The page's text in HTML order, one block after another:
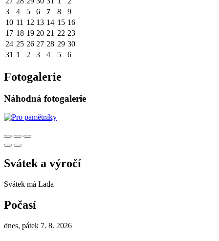
3
4 5 6 7 8
9
10 11 12 13 14 15 16
17 18 19 20 21 22 23
24 25 26 27 28 29 30
31 1 2 3 4 5 6
Fotogalerie
Náhodná fotogalerie
Svátek a výročí
Svátek má Lada
Počasí
dnes, pátek 7. 8. 2026